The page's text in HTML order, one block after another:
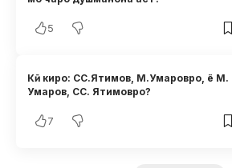
5
Кӣ киро: СС.Ятимов, М.Умаровро, ё М.
Умаров, СС. Ятимовро?
7